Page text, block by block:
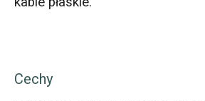
Cechy